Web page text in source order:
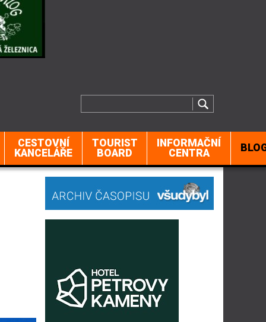
CESTOVNÍ
KANCELÁŘE
TOURIST
BOARD
INFORMAČNÍ
CENTRA